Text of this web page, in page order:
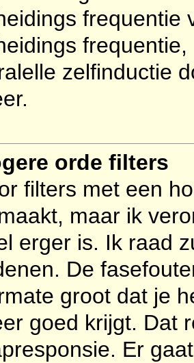
frequentie
zelfinductie
orde filters
filters met een
maar ik
erger is. Ik raad
De
groot dat je
goed krijgt. Dat
Er